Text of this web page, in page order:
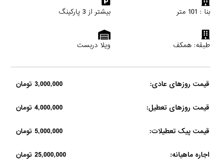
بنا : 101 متر بیشتر از 3 پارکینگ
طبقه: همکف ویلا دربست
قیمت روزهای عادی: 3,000,000 تومان
قیمت روزهای تعطیل: 4,000,000 تومان
قیمت پیک تعطیلات: 5,000,000 تومان
اجاره ماهیانه: 25,000,000 تومان